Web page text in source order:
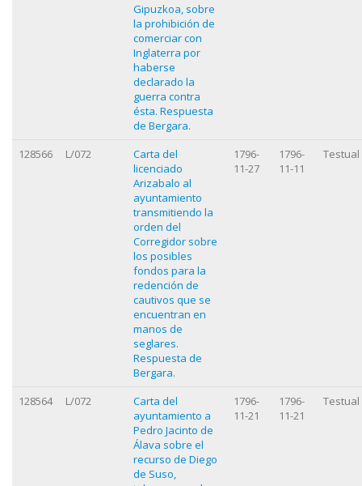
Gipuzkoa, sobre
la prohibición de
comerciar con
Inglaterra por
haberse
declarado la
guerra contra
ésta. Respuesta
de Bergara.
128566 L/072
Carta del
licenciado
Arizabalo al
ayuntamiento
transmitiendo la
orden del
Corregidor sobre
los posibles
fondos para la
redención de
cautivos que se
encuentran en
manos de
seglares.
Respuesta de
Bergara.
1796-
11-27
1796-
11-11
Testual
128564 L/072
Carta del
ayuntamiento a
Pedro Jacinto de
Álava sobre el
recurso de Diego
de Suso,
1796-
11-21
1796-
11-21
Testual